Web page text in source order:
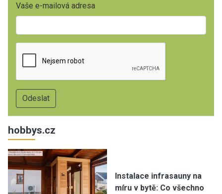
Vaše e-mailová adresa
hobbys.cz
Instalace infrasauny na
míru v bytě: Co všechno